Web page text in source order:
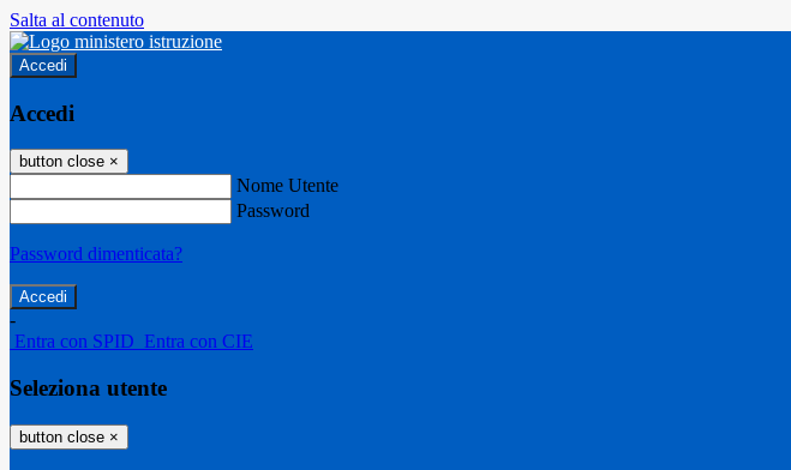
Salta al contenuto
Accedi
Accedi
button close ×
Nome Utente
Password
Password dimenticata?
-
Entra con SPID Entra con CIE
Seleziona utente
button close ×